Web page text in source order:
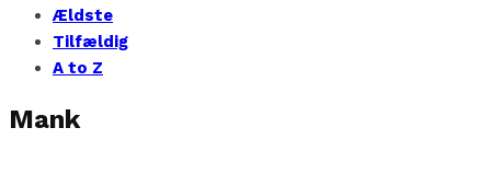
Ældste
Tilfældig
A to Z
Mank